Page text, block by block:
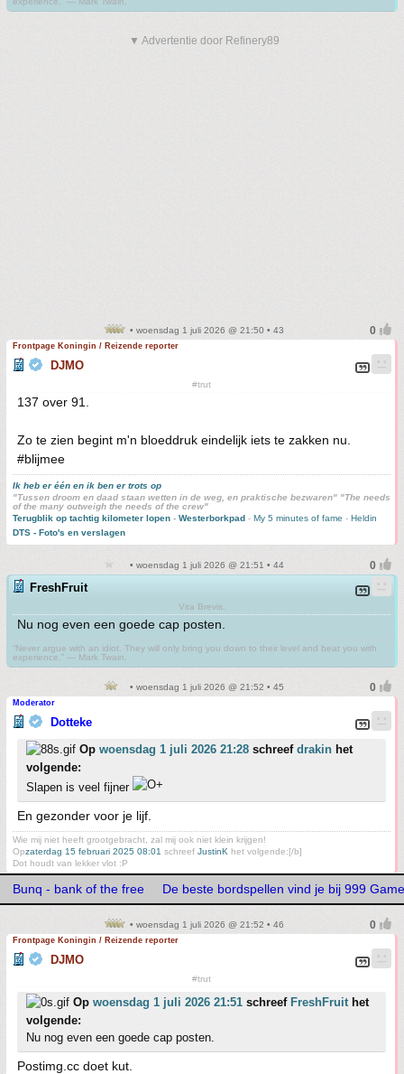
▼ Advertentie door Refinery89
• woensdag 1 juli 2026 @ 21:50 • 43
Frontpage Koningin / Reizende reporter
DJMO
#trut
137 over 91.
Zo te zien begint m'n bloeddruk eindelijk iets te zakken nu.
#blijmee
Ik heb er één en ik ben er trots op
"Tussen droom en daad staan wetten in de weg, en praktische bezwaren" "The needs
of the many outweigh the needs of the crew"
Terugblik op tachtig kilometer lopen - Westerborkpad - My 5 minutes of fame - Heldin
DTS - Foto's en verslagen
• woensdag 1 juli 2026 @ 21:51 • 44
FreshFruit
Vita Brevis.
Nu nog even een goede cap posten.
“Never argue with an idiot. They will only bring you down to their level and beat you with
experience.” ― Mark Twain.
• woensdag 1 juli 2026 @ 21:52 • 45
Moderator
Dotteke
Op woensdag 1 juli 2026 21:28 schreef drakin het
volgende:
Slapen is veel fijner
En gezonder voor je lijf.
Wie mij niet heeft grootgebracht, zal mij ook niet klein krijgen!
Opzaterdag 15 februari 2025 08:01 schreef JustinK het volgende:[/b]
Dot houdt van lekker vlot :P
Bunq - bank of the free De beste bordspellen vind je bij 999
• woensdag 1 juli 2026 @ 21:52 • 46
Frontpage Koningin / Reizende reporter
DJMO
#trut
Op woensdag 1 juli 2026 21:51 schreef FreshFruithet
volgende:
Nu nog even een goede cap posten.
Postimg.cc doet kut.